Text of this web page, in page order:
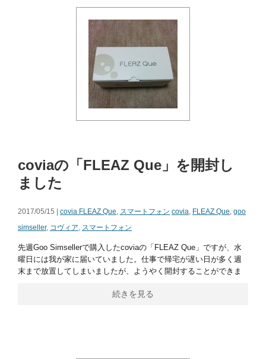
coviaの「FLEAZ Que」を開封し
ました
2017/05/15 | covia FLEAZ Que, スマートフォン covia, FLEAZ Que, goo
simseller, コヴィア, スマートフォン
先週Goo Simsellerで購入したcoviaの「FLEAZ Que」ですが、水
曜日には我が家に届いていました。仕事で帰宅が遅い日が多く週
末まで放置してしまいましたが、ようやく開封することができま
続きを見る